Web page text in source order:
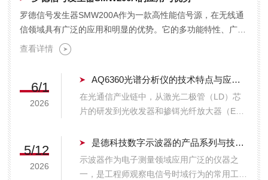
罗德信号发生器SMW200A作为一款高性能信号源，在无线通
信领域具有广泛的应用和明显的优势。它的多功能特性、广泛
的应用领域以及在无线通信系统测试中的优势，使其成...
查看详情
6/1
2026
AQ6360光谱分析仪的技术特点与应用场景分析
在光通信产业链中，从激光二极管（LD）芯
片的研发到光收发器和掺铒光纤放大器（EDF
光谱分析仪。作为一种能够精准表征光源输出
特性的测量工具，光谱分析仪在波长和功率两
个方面对光信号进行分离和检测，为设计合...
5/12
2026
是德科技数字示波器的产品系列与技术选型参考
示波器作为电子测量领域应用广泛的仪器之
一，是工程师观察电信号时域行为的常用工